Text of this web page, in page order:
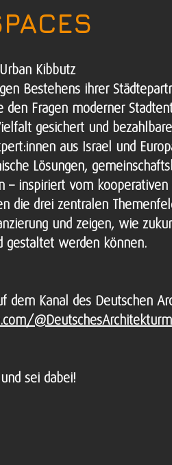
Kibbutz
Bestehens ihrer
den Fragen moderner
gesichert und
aus Israel und
Lösungen,
– inspiriert vom kooperativen
die drei zentralen
und zeigen, wie
gestaltet werden können.
dem Kanal des Deutschen
sei dabei!